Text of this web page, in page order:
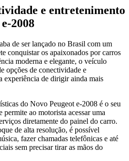
e entretenimento
2008
de ser lançado no Brasil com um
conquistar os apaixonados por carros
moderna e elegante, o veículo
opções de conectividade e
experiência de dirigir ainda mais
do Novo Peugeot e-2008 é o seu
ao motorista acessar uma
diretamente do painel do carro.
de alta resolução, é possível
fazer chamadas telefônicas e até
sem precisar tirar as mãos do